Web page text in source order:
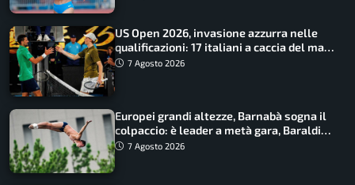
US Open 2026, invasione azzurra nelle
qualificazioni: 17 italiani a caccia del main
draw7 Agosto 2026
Europei grandi altezze, Barnabà sogna il
colpaccio: è leader a metà gara, Baraldi
ancora in corsa
7 Agosto 2026